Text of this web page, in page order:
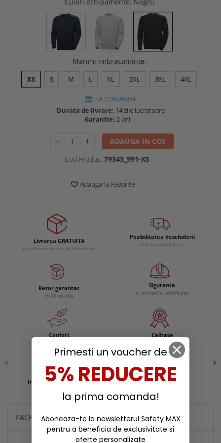
Echipamente specializate
Echipamente muncitori ferma
Echipamente veterinari
Echipamente mulgatori
Echipamente trimeri ongloane
Masti protectie
Casti si antifoane protectie
Marimi imbracaminte:
XS S M L XL 2XL 3XL 4XL
LA COMANDA
Durata de livrare: 14 zile lucratoare
Garantie: 2 ani
ADAUGA IN COS
Cod Produs: 79343_991-XS
Adauga la Favorite
Livrarea GRATUITA
la comenzi de peste 500 de lei
Posibilitatea deschiderii
coletului la livrare
Retur garantat
in 30 de zile
Siguranta
si protectie certificata
Confort
si experienta ergonomica
Calitate
remarcabila
Incaltaminte protectie Reduceri
PACHETE SI PROMOTII
Primesti un voucher de
5% REDUCERE
la prima comanda!
Aboneaza-te la newsletterul Safety MAX
pentru a beneficia de exclusivitate si
oferte personalizate